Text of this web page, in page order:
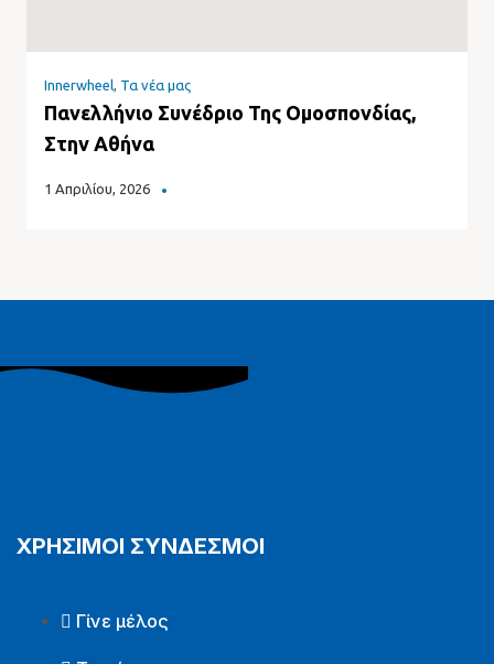
Innerwheel, Τα νέα μας
Πανελλήνιο Συνέδριο Της Ομοσπονδίας,
Στην Αθήνα
1 Απριλίου, 2026
ΧΡΗΣΙΜΟΙ ΣΥΝΔΕΣΜΟΙ
Γίνε μέλος